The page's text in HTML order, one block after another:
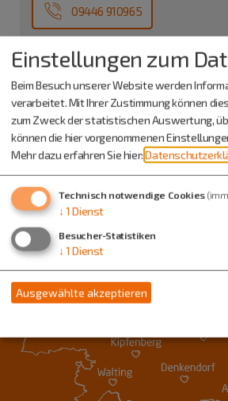
09446 910965
Einstellungen zum
Beim Besuch unserer Website werden
verarbeitet. Mit Ihrer Zustimmung können
zum Zweck der statistischen Auswertung,
können die hier vorgenommenen
Mehr dazu erfahren Sie hier:
Technisch notwendige Cookies
↓ 1 Dienst
Besucher-Statistiken
↓ 1 Dienst
Ausgewählte akzeptieren